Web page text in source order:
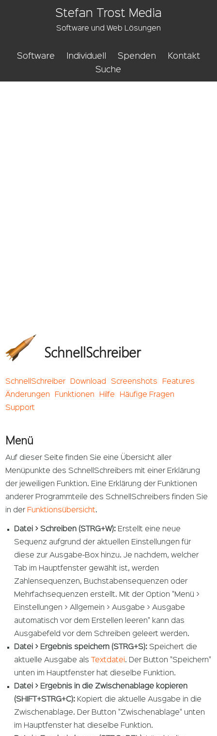
Stefan Trost Media
Software und Web Lösungen
Software Individuell Spenden
Kontakt
Suche
SchnellSchreiber
SchnellSchreiber Download Screenshots
Features
Änderungen
Funktionen Hilfe
Häufige Fragen
Support
Menü
Auf dieser Seite finden Sie eine Übersicht aller
Menüpunkte des SchnellSchreibers mit einer Erklärung
der jeweiligen Funktion. Eine Erklärung der Funktionen
anderer Programmteile des SchnellSchreibers finden Sie
in der Funktionsübersicht.
Datei > Schreiben (STRG+W): Erstellt eine neue
Sequenz aufgrund der aktuellen Einstellungen für
diese zur Ausgabe-Box hinzu. Je nachdem, welcher
Tab im Hauptfenster gewählt ist, werden
Zahlensequenzen, Buchstabensequenzen oder
Mehrfachsequenzen erstellt. Mit der Option "Menü >
Einstellungen > Allgemein > Ausgabe > Ausgabe
automatisch vor dem Erstellen leeren" kann das
Ausgabefeld vor dem Schreiben geleert werden.
Datei > Ergebnis speichern (STRG+S): Speichert die
aktuelle Ausgabe als
Textdatei. Der Button "Speichern"
unten im Hauptfenster hat dieselbe Funktion.
Datei > Ergebnis in die Zwischenablage kopieren
(SHIFT+STRG+C): Kopiert die aktuelle Ausgabe in die
Zwischenablage. Der Button "Zwischenablage" unten
im Hauptfenster hat dieselbe Funktion.